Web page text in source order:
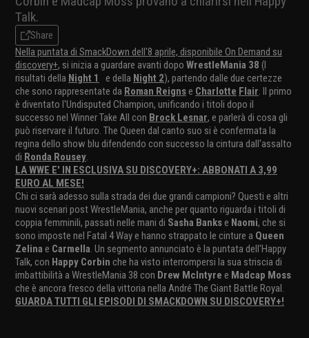
Talk.
Share
Nella puntata di SmackDown dell'8 aprile, disponibile On Demand su
discovery+, si inizia a guardare avanti dopo WrestleMania 38 (I
risultati della Night 1 e della Night 2), partendo dalle due certezze
che sono rappresentate da Roman Reignse Charlotte Flair. Il primo
è diventato l'Undisputed Champion, unificando i titoli dopo il
successo nel Winner Take All con Brock Lesnar, e parlerà di cosa gli
può riservare il futuro. The Queen dal canto suo si è confermata la
regina dello show blu difendendo con successo la cintura dall'assalto
di Ronda Rousey.
LA WWE E' IN ESCLUSIVA SU DISCOVERY+: ABBONATI A 3,99
EURO AL MESE!
Chi ci sarà adesso sulla strada dei due grandi campioni? Questi e altri
nuovi scenari post WrestleMania, anche per quanto riguarda i titoli di
coppia femminili, passati nelle mani di Sasha Bankse Naomi, che si
sono imposte nel Fatal 4 Way e hanno strappato le cinture a Queen
Zelina e Carmella. Un segmento annunciato è la puntata dell'Happy
Talk, con Happy Corbin che ha visto interrompersi la sua striscia di
imbattibilità a WrestleMania 38 con Drew McIntyre e Madcap Moss
che è ancora fresco della vittoria nella André The Giant Battle Royal.
GUARDA TUTTI GLI EPISODI DI SMACKDOWN SU DISCOVERY+!